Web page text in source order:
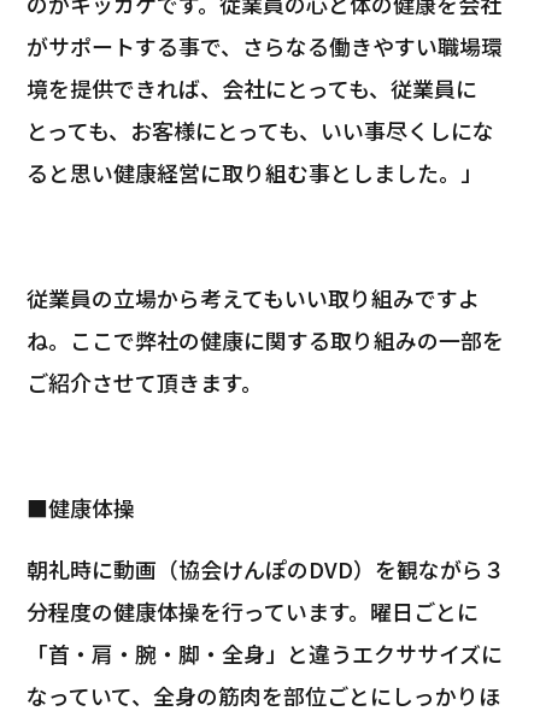
がサポートする事で、さらなる働きやすい職場環
境を提供できれば、会社にとっても、従業員に
とっても、お客様にとっても、いい事尽くしにな
ると思い健康経営に取り組む事としました。」
従業員の立場から考えてもいい取り組みですよ
ね。ここで弊社の健康に関する取り組みの一部を
ご紹介させて頂きます。
■健康体操
朝礼時に動画（協会けんぽのDVD）を観ながら３
分程度の健康体操を行っています。曜日ごとに
「首・肩・腕・脚・全身」と違うエクササイズに
なっていて、全身の筋肉を部位ごとにしっかりほ